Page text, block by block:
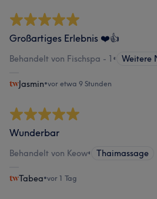
Großartiges Erlebnis ❤️👍
Behandelt von Fischspa - 1 • Weitere
Jasmin•vor etwa 9 Stunden
Wunderbar
Behandelt von Keow• Thaimassage
Tabea•vor 1 Tag